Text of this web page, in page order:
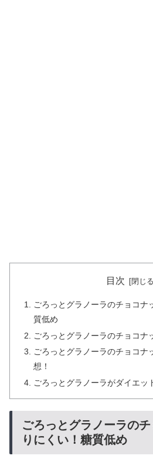
目次
ごろっとグラノーラのチョコナ
質低め
ごろっとグラノーラのチョコナ
ごろっとグラノーラのチョコナ
想！
ごろっとグラノーラがダイエッ
ごろっとグラノーラの
りにくい！糖質低め